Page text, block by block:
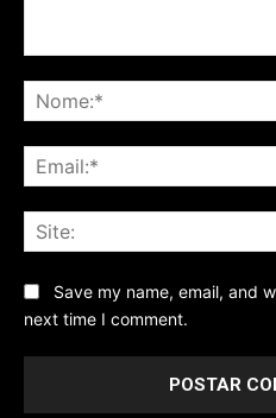
Save my name, email, and
next time I comment.